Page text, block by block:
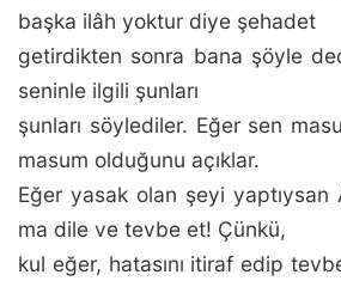
baş­ka ilâh yoktur diye şehadet
getirdikten sonra bana şöyle
seninle ilgili şunları
şunları söyledi­ler. Eğer sen
masum olduğunu açıklar.
Eğer yasak olan şeyi yaptıysan
ma dile ve tevbe et! Çünkü,
kul eğer, hatasını itiraf edip